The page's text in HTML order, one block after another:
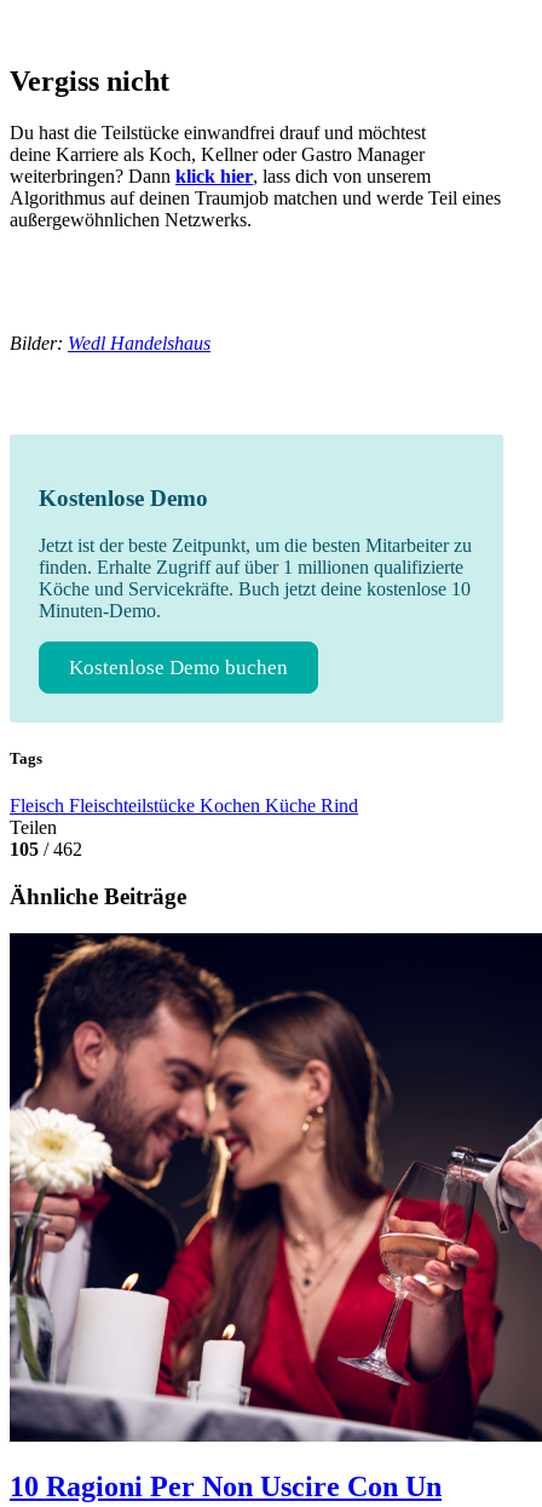
Vergiss nicht
Du hast die Teilstücke einwandfrei drauf und möchtest
deine Karriere als Koch, Kellner oder Gastro Manager
weiterbringen? Dann klick hier, lass dich von unserem
Algorithmus auf deinen Traumjob matchen und werde Teil eines
außergewöhnlichen Netzwerks.
Bilder: Wedl Handelshaus
Kostenlose Demo
Jetzt ist der beste Zeitpunkt, um die besten Mitarbeiter zu
finden. Erhalte Zugriff auf über 1 millionen qualifizierte
Köche und Servicekräfte. Buch jetzt deine kostenlose 10
Minuten-Demo.
Kostenlose Demo buchen
Tags
Fleisch Fleischteilstücke Kochen Küche Rind
Teilen
105 / 462
Ähnliche Beiträge
10 Ragioni Per Non Uscire Con Un